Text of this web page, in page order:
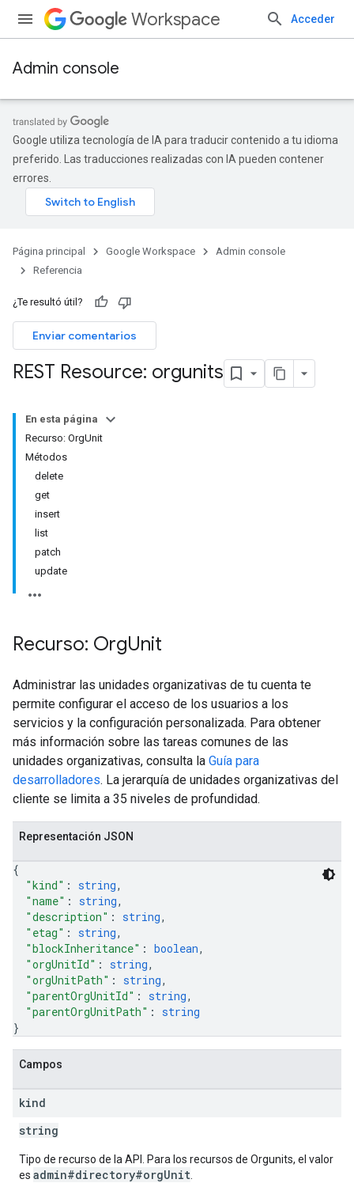
Workspace Acceder
Admin console
Google utiliza tecnología de IA para traducir contenido a tu idioma
preferido. Las traducciones realizadas con IA pueden contener
errores.
Página principal Google Workspace
Admin console
Referencia
¿Te resultó útil?
Enviar comentarios
REST Resource: orgunits
En esta página
Recurso: OrgUnit
Métodos
delete
get
insert
list
patch
update
Recurso: OrgUnit
Administrar las unidades organizativas de tu cuenta te
permite configurar el acceso de los usuarios a los
servicios y la configuración personalizada. Para obtener
más información sobre las tareas comunes de las
unidades organizativas, consulta la Guía para
desarrolladores. La jerarquía de unidades organizativas del
cliente se limita a 35 niveles de profundidad.
Representación JSON
{
"kind" : string,
"name" : string,
"description" : string,
"etag" : string,
"blockInheritance" : boolean,
"orgUnitId" : string,
"orgUnitPath" : string,
"parentOrgUnitId" : string,
"parentOrgUnitPath" : string
}
Campos
kind
string
Tipo de recurso de la API. Para los recursos de Orgunits, el valor
es admin#directory#orgUnit